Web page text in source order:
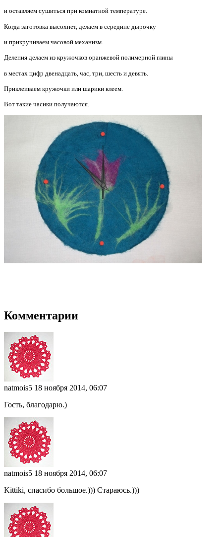
и оставляем сушиться при комнатной температуре.
Когда заготовка высохнет, делаем в середине дырочку
и прикручиваем часовой механизм.
Деления делаем из кружочков оранжевой полимерной глины
в местах цифр двенадцать, час, три, шесть и девять.
Приклеиваем кружочки или шарики клеем.
Вот такие часики получаются.
Комментарии
natmois5 18 ноября 2014, 06:07
Гость, благодарю.)
natmois5 18 ноября 2014, 06:07
Kittiki, спасибо большое.))) Стараюсь.)))